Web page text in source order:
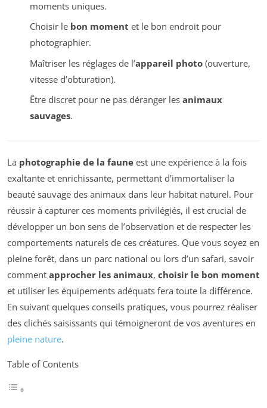
moments uniques.
Choisir le bon moment et le bon endroit pour
photographier.
Maîtriser les réglages de l’appareil photo(ouverture,
vitesse d’obturation).
Être discret pour ne pas déranger les animaux
sauvages.
La photographie de la faune est une expérience à la fois
exaltante et enrichissante, permettant d’immortaliser la
beauté sauvage des animaux dans leur habitat naturel. Pour
réussir à capturer ces moments privilégiés, il est crucial de
développer un bon sens de l’observation et de respecter les
comportements naturels de ces créatures. Que vous soyez en
pleine forêt, dans un parc national ou lors d’un safari, savoir
comment approcher les animaux, choisir le bon moment
et utiliser les équipements adéquats fera toute la différence.
En suivant quelques conseils pratiques, vous pourrez réaliser
des clichés saisissants qui témoigneront de vos aventures en
pleine nature.
Table of Contents